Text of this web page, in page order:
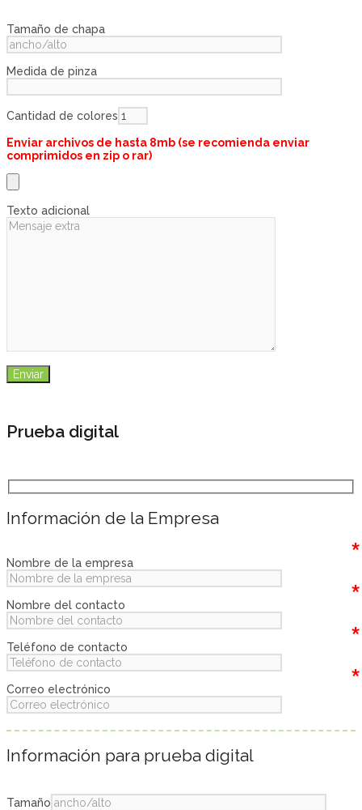
Tamaño de chapa
Medida de pinza
Cantidad de colores
Enviar archivos de hasta 8mb (se recomienda enviar
comprimidos en zip o rar)
Texto adicional
Prueba digital
Información de la Empresa
Nombre de la empresa *
Nombre del contacto *
Teléfono de contacto *
Correo electrónico *
Información para prueba digital
Tamaño